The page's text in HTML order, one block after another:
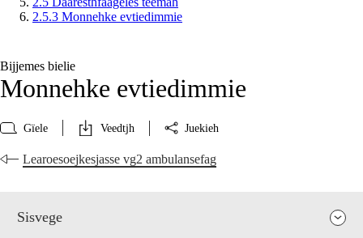
2.5.3 Monnehke evtiedimmie
Bijjemes bielie
Monnehke evtiedimmie
Gïele Veedtjh Juekieh
Learoesoejkesjasse vg2 ambulansefag
Sisvege